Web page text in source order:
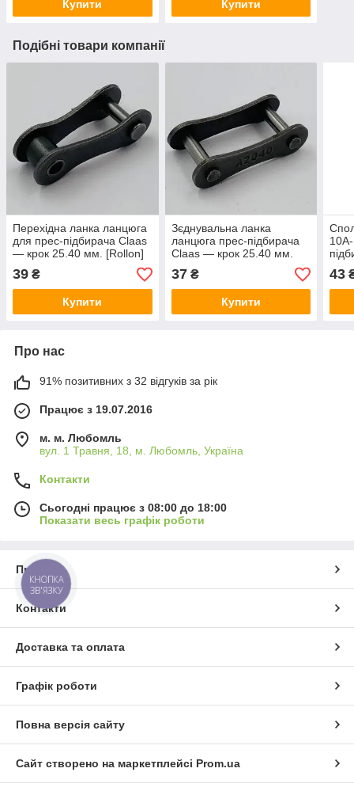
Купити Купити
Подібні товари компанії
Перехідна ланка ланцюга
для прес-підбирача Claas
— крок 25.40 мм. [Rollon]
C2040,208A
39 ₴
Купити
Зєднувальна ланка
ланцюга прес-підбирача
Claas — крок 25.40 мм.
[Rollon] 208A, C2040,
37₴
Купити
43
Про нас
91% позитивних з 32 відгуків за рік
Працює з 19.07.2016
м. м. Любомль
вул. 1 Травня, 18, м. Любомль, Україна
Контакти
Сьогодні працює з 08:00 до 18:00
Показати весь графік роботи
Про нас
Контакти
Доставка та оплата
Графік роботи
Повна версія сайту
Сайт створено на маркетплейсі Prom.ua
КНОПКА
ЗВ'ЯЗКУ